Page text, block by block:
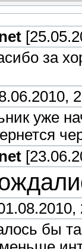
за
уже
бы